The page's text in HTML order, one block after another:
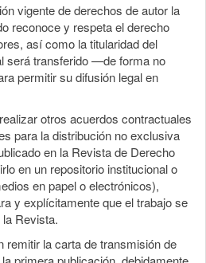
vigente de derechos de autor la
reconoce y respeta el derecho
así como la titularidad del
será transferido —de forma no
permitir su difusión legal en
otros acuerdos contractuales
para la distribución no exclusiva
en la Revista de Derecho
en un repositorio institucional o
en papel o electrónicos),
y explícitamente que el trabajo se
Revista.
remitir la carta de transmisión de